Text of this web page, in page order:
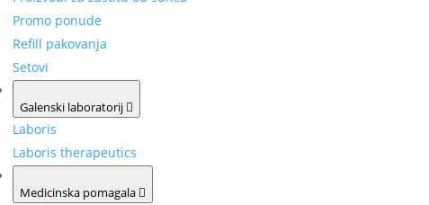
Promo ponude
Refill pakovanja
Setovi
Galenski laboratorij
Laboris
Laboris therapeutics
Medicinska pomagala